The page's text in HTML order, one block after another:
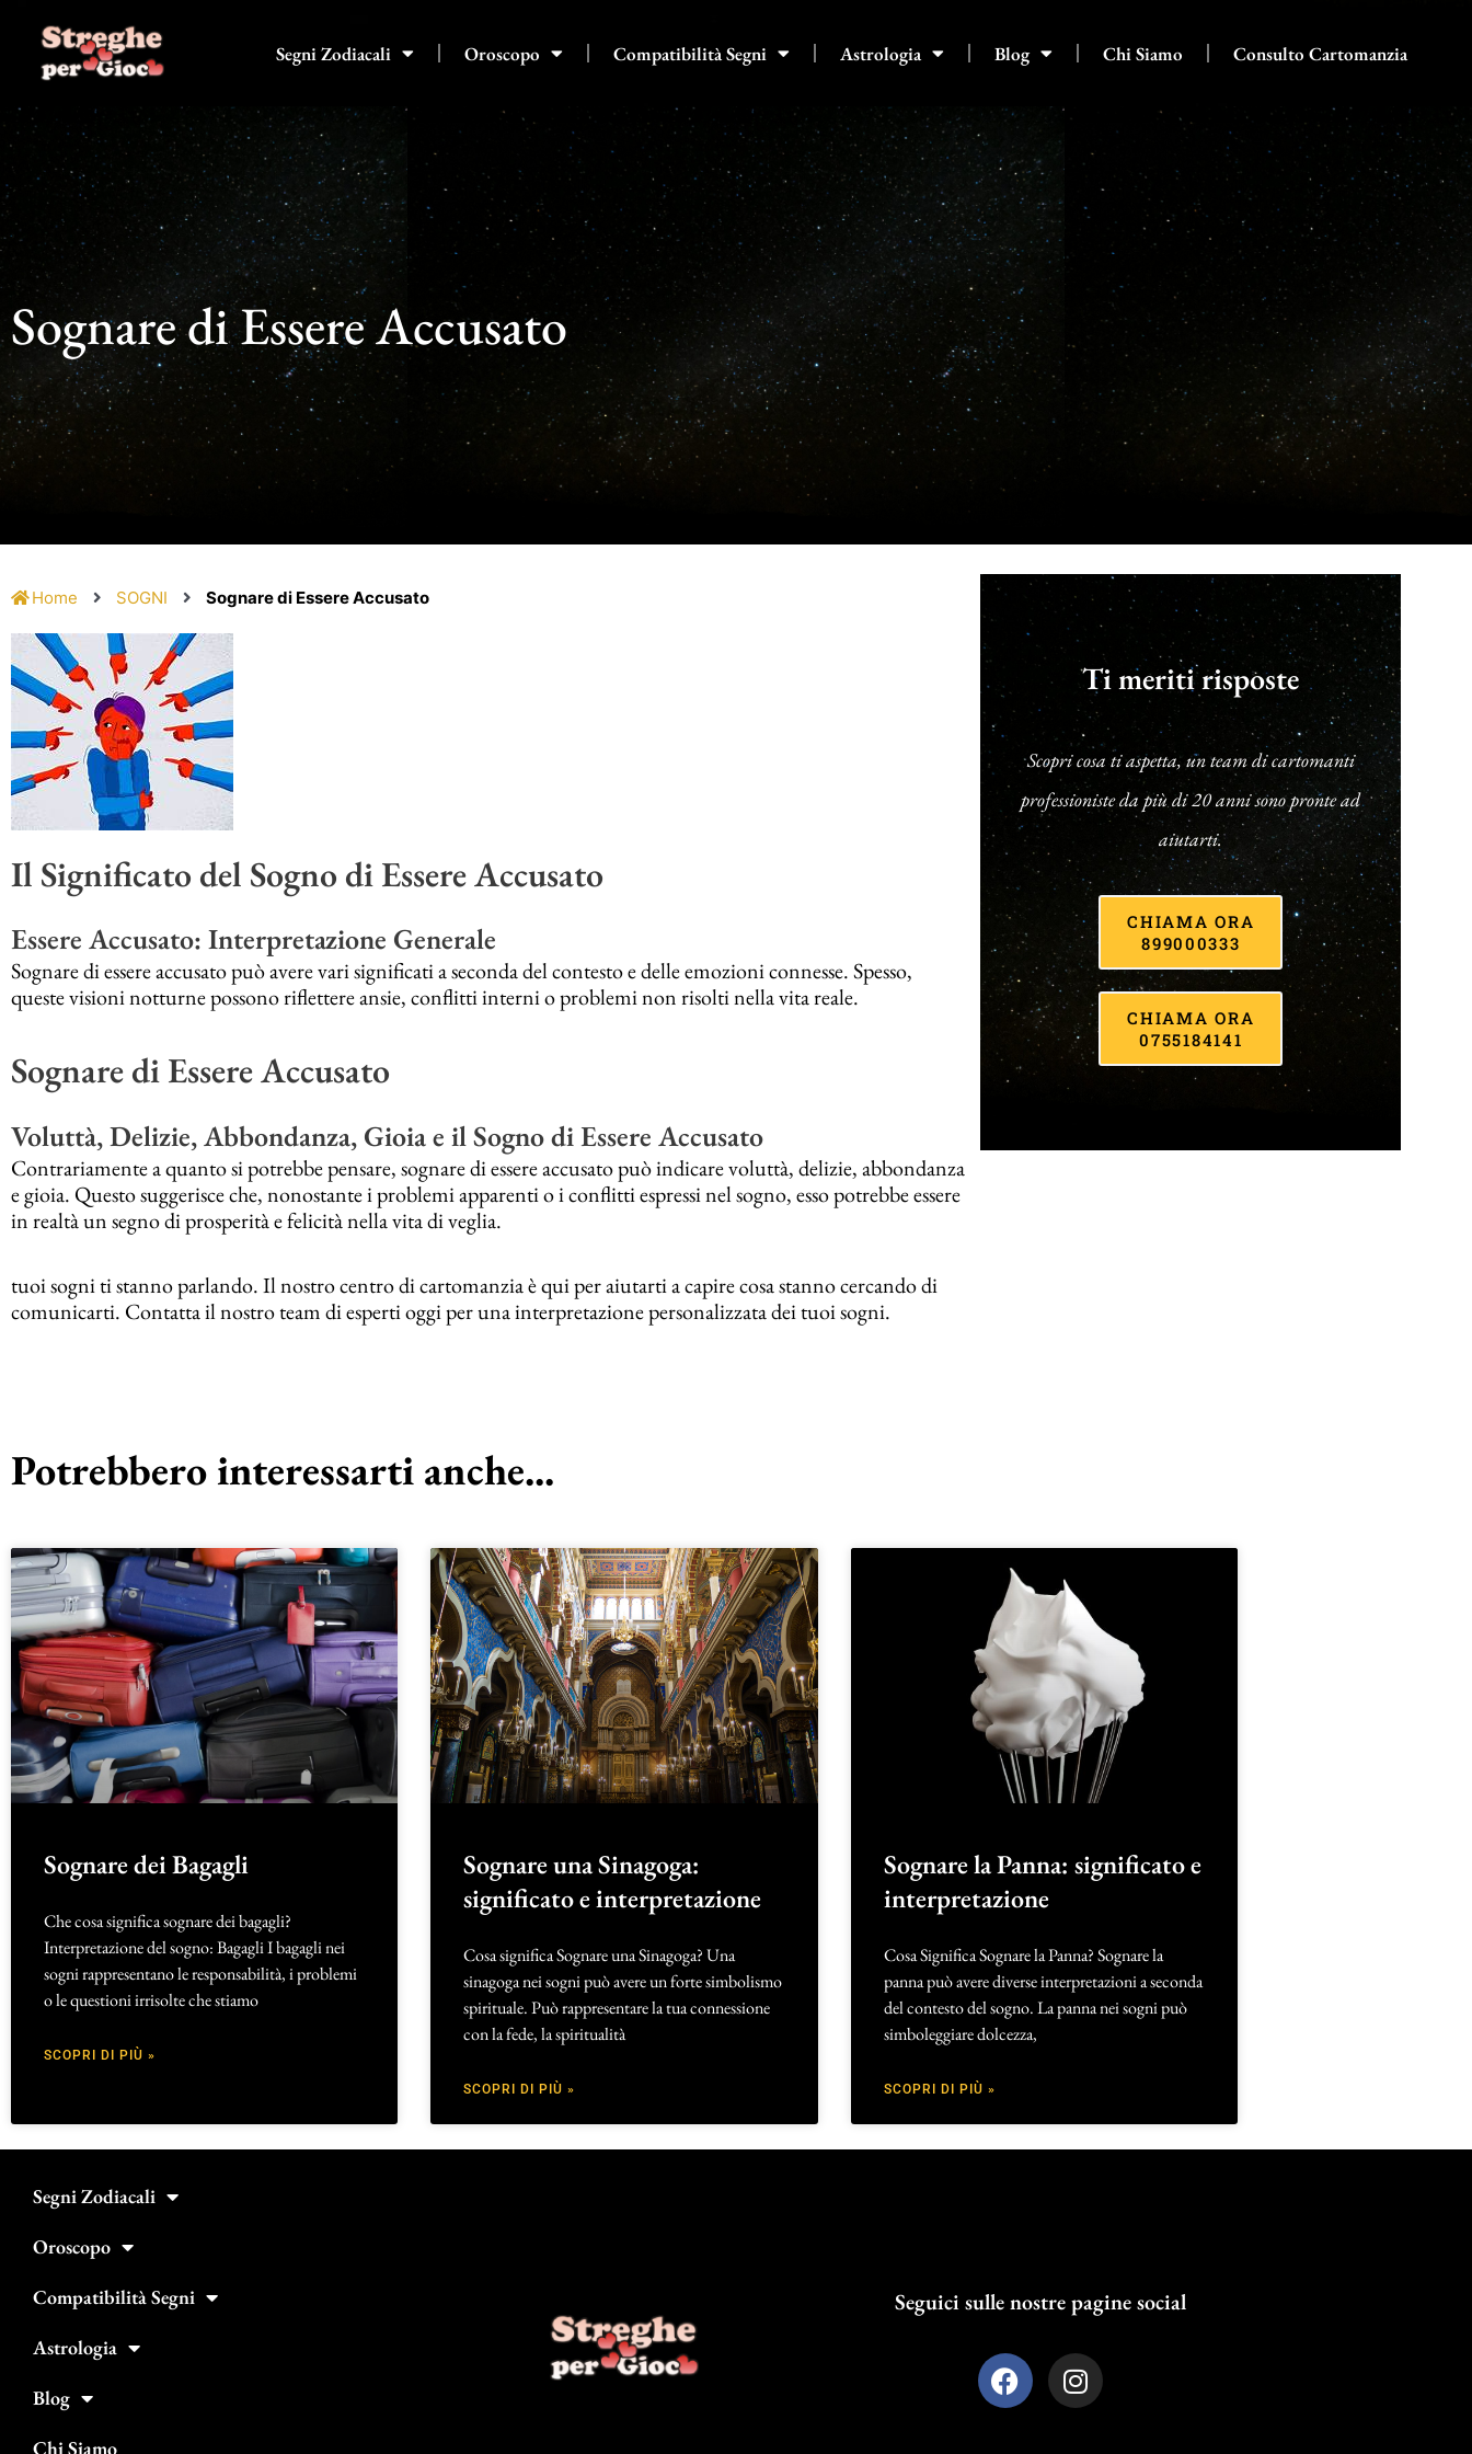
contenuto
Segni Zodiacali Oroscopo Compatibilità Segni Astrologia Blog Chi Siamo Consulto Cartomanzia
Sognare di Essere Accusato
Home SOGNI Sognare di Essere Accusato
Il Significato del Sogno di Essere Accusato
Essere Accusato: Interpretazione Generale
Sognare di essere accusato può avere vari significati a seconda del contesto e delle emozioni connesse. Spesso,
queste visioni notturne possono riflettere ansie, conflitti interni o problemi non risolti nella vita reale.
Sognare di Essere Accusato
Voluttà, Delizie, Abbondanza, Gioia e il Sogno di Essere Accusato
Contrariamente a quanto si potrebbe pensare, sognare di essere accusato può indicare voluttà, delizie, abbondanza
e gioia. Questo suggerisce che, nonostante i problemi apparenti o i conflitti espressi nel sogno, esso potrebbe essere
in realtà un segno di prosperità e felicità nella vita di veglia.
tuoi sogni ti stanno parlando. Il nostro centro di cartomanzia è qui per aiutarti a capire cosa stanno cercando di
comunicarti. Contatta il nostro team di esperti oggi per una interpretazione personalizzata dei tuoi sogni.
Ti meriti risposte
Scopri cosa ti aspetta, un team di cartomanti
professioniste da più di 20 anni sono pronte ad
aiutarti.
CHIAMA ORA
899000333
CHIAMA ORA
0755184141
Potrebbero interessarti anche...
Sognare dei Bagagli
Che cosa significa sognare dei bagagli?
Interpretazione del sogno: Bagagli I bagagli nei
sogni rappresentano le responsabilità, i problemi
o le questioni irrisolte che stiamo
SCOPRI DI PIÙ »
Sognare una Sinagoga:
significato e interpretazione
Cosa significa Sognare una Sinagoga? Una
sinagoga nei sogni può avere un forte simbolismo
spirituale. Può rappresentare la tua connessione
con la fede, la spiritualità
SCOPRI DI PIÙ »
Sognare la Panna: significato e
interpretazione
Cosa Significa Sognare la Panna? Sognare la
panna può avere diverse interpretazioni a seconda
del contesto del sogno. La panna nei sogni può
simboleggiare dolcezza,
SCOPRI DI PIÙ »
Segni Zodiacali
Oroscopo
Compatibilità Segni
Astrologia
Blog
Chi Siamo
Seguici sulle nostre pagine social
F
a
I
n